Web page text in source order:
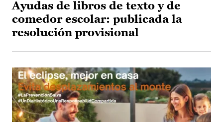
Ayudas de libros de texto y de
comedor escolar: publicada la
resolución provisional